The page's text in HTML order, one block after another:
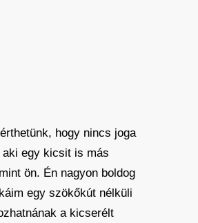
hogy nincs joga
aki egy kicsit is más
ön. Én nagyon boldog
egy szökőkút nélküli
a kicserélt